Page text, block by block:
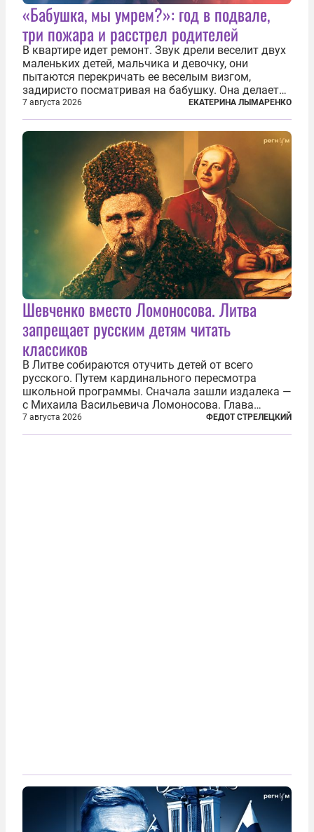
«Бабушка, мы умрем?»: год в подвале,
три пожара и расстрел родителей
В квартире идет ремонт. Звук дрели веселит двух
маленьких детей, мальчика и девочку, они
пытаются перекричать ее веселым визгом,
задиристо посматривая на бабушку. Она делает
им замечание, но внуки чувствуют, что она
сердится невсерьез. И это правда: дрель, конечно,
сверлит противно, но всё...
7 августа 2026 ЕКАТЕРИНА ЛЫМАРЕНКО
Шевченко вместо Ломоносова. Литва
запрещает русским детям читать
классиков
В Литве собираются отучить детей от всего
русского. Путем кардинального пересмотра
школьной программы. Сначала зашли издалека —
с Михаила Васильевича Ломоносова. Глава
правительства Литвы Миндаугас Синкявичюс
предложил исключить его тексты из программ
7 августа 2026 ФЕДОТ СТРЕЛЕЦКИЙ